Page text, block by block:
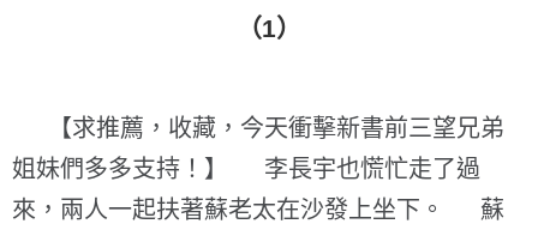
（1）
【求推薦，收藏，今天衝擊新書前三望兄弟
姐妹們多多支持！】 李長宇也慌忙走了過
來，兩人一起扶著蘇老太在沙發上坐下。 蘇